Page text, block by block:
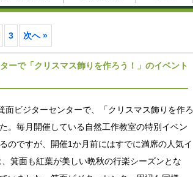
3 次へ »
ーで「クリスマス飾りを作ろう！」のイベント
面ビジターセンターで、「クリスマス飾りを作ろ
。毎月開催している自然工作教室の特別イベン
のですが、開催1か月前にはすでに満席の人気イ
箕面も紅葉が美しい晩秋の行楽シーズンとな